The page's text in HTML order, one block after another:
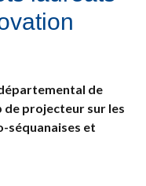
de
de projecteur sur les
séquanaises et